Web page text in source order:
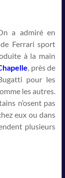
a admiré en
Ferrari sport
à la main
, près de
pour les
les autres.
n’osent pas
eux ou dans
plusieurs